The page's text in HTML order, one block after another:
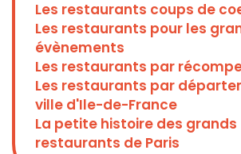
Les restaurants coups de
Les restaurants pour les
évènements
Les restaurants par
Les restaurants par
ville d'Ile-de-France
La petite histoire des grands
restaurants de Paris